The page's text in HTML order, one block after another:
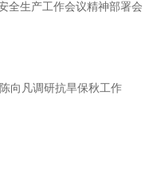
能性，气象部门也将密切
市规划和自然资源委员
120万元，二套住房公积
均为缴存人的，购买首
全生产工作会议精神部署